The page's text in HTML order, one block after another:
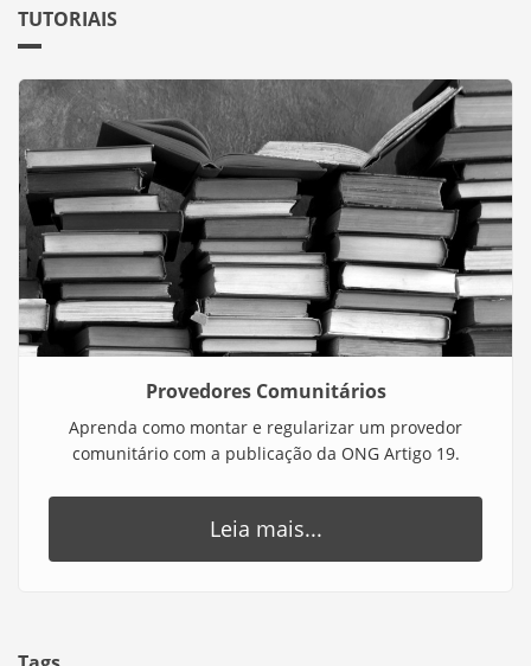
TUTORIAIS
Provedores Comunitários
Aprenda como montar e regularizar um provedor
comunitário com a publicação da ONG Artigo 19.
Leia mais...